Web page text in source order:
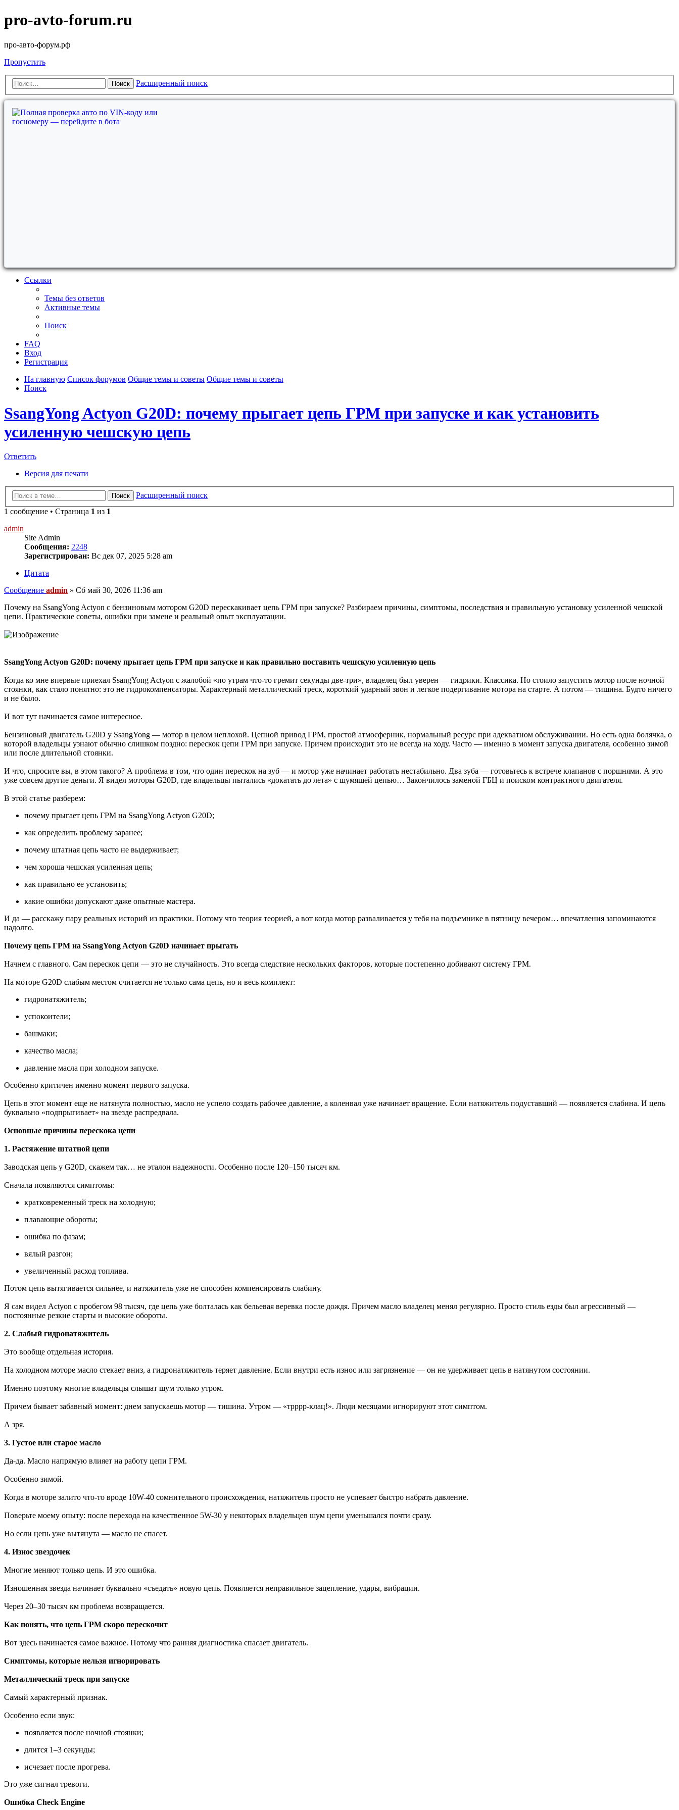
pro-avto-forum.ru
про-авто-форум.рф
Пропустить
Поиск Расширенный поиск
Ссылки
Темы без ответов
Активные темы
Поиск
FAQ
Вход
Регистрация
На главную Список форумов Общие темы и советы Общие темы и советы
Поиск
SsangYong Actyon G20D: почему прыгает цепь ГРМ при запуске и как установить
усиленную чешскую цепь
Ответить
Версия для печати
Поиск
Расширенный поиск
1 сообщение • Страница 1 из 1
admin
Site Admin
Сообщения: 2248
Зарегистрирован: Вс дек 07, 2025 5:28 am
Цитата
Сообщение admin » Сб май 30, 2026 11:36 am
Почему на SsangYong Actyon с бензиновым мотором G20D перескакивает цепь ГРМ при запуске? Разбираем причины, симптомы, последствия и правильную установку усиленной чешской
цепи. Практические советы, ошибки при замене и реальный опыт эксплуатации.
SsangYong Actyon G20D: почему прыгает цепь ГРМ при запуске и как правильно поставить чешскую усиленную цепь
Когда ко мне впервые приехал SsangYong Actyon с жалобой «по утрам что-то гремит секунды две-три», владелец был уверен — гидрики. Классика. Но стоило запустить мотор после ночной
стоянки, как стало понятно: это не гидрокомпенсаторы. Характерный металлический треск, короткий ударный звон и легкое подергивание мотора на старте. А потом — тишина. Будто ничего
и не было.
И вот тут начинается самое интересное.
Бензиновый двигатель G20D у SsangYong — мотор в целом неплохой. Цепной привод ГРМ, простой атмосферник, нормальный ресурс при адекватном обслуживании. Но есть одна болячка, о
которой владельцы узнают обычно слишком поздно: перескок цепи ГРМ при запуске. Причем происходит это не всегда на ходу. Часто — именно в момент запуска двигателя, особенно зимой
или после длительной стоянки.
И что, спросите вы, в этом такого? А проблема в том, что один перескок на зуб — и мотор уже начинает работать нестабильно. Два зуба — готовьтесь к встрече клапанов с поршнями. А это
уже совсем другие деньги. Я видел моторы G20D, где владельцы пытались «докатать до лета» с шумящей цепью… Закончилось заменой ГБЦ и поиском контрактного двигателя.
В этой статье разберем:
почему прыгает цепь ГРМ на SsangYong Actyon G20D;
как определить проблему заранее;
почему штатная цепь часто не выдерживает;
чем хороша чешская усиленная цепь;
как правильно ее установить;
какие ошибки допускают даже опытные мастера.
И да — расскажу пару реальных историй из практики. Потому что теория теорией, а вот когда мотор разваливается у тебя на подъемнике в пятницу вечером… впечатления запоминаются
надолго.
Почему цепь ГРМ на SsangYong Actyon G20D начинает прыгать
Начнем с главного. Сам перескок цепи — это не случайность. Это всегда следствие нескольких факторов, которые постепенно добивают систему ГРМ.
На моторе G20D слабым местом считается не только сама цепь, но и весь комплект:
гидронатяжитель;
успокоители;
башмаки;
качество масла;
давление масла при холодном запуске.
Особенно критичен именно момент первого запуска.
Цепь в этот момент еще не натянута полностью, масло не успело создать рабочее давление, а коленвал уже начинает вращение. Если натяжитель подуставший — появляется слабина. И цепь
буквально «подпрыгивает» на звезде распредвала.
Основные причины перескока цепи
1. Растяжение штатной цепи
Заводская цепь у G20D, скажем так… не эталон надежности. Особенно после 120–150 тысяч км.
Сначала появляются симптомы:
кратковременный треск на холодную;
плавающие обороты;
ошибка по фазам;
вялый разгон;
увеличенный расход топлива.
Потом цепь вытягивается сильнее, и натяжитель уже не способен компенсировать слабину.
Я сам видел Actyon с пробегом 98 тысяч, где цепь уже болталась как бельевая веревка после дождя. Причем масло владелец менял регулярно. Просто стиль езды был агрессивный —
постоянные резкие старты и высокие обороты.
2. Слабый гидронатяжитель
Это вообще отдельная история.
На холодном моторе масло стекает вниз, а гидронатяжитель теряет давление. Если внутри есть износ или загрязнение — он не удерживает цепь в натянутом состоянии.
Именно поэтому многие владельцы слышат шум только утром.
Причем бывает забавный момент: днем запускаешь мотор — тишина. Утром — «трррр-клац!». Люди месяцами игнорируют этот симптом.
А зря.
3. Густое или старое масло
Да-да. Масло напрямую влияет на работу цепи ГРМ.
Особенно зимой.
Когда в моторе залито что-то вроде 10W-40 сомнительного происхождения, натяжитель просто не успевает быстро набрать давление.
Поверьте моему опыту: после перехода на качественное 5W-30 у некоторых владельцев шум цепи уменьшался почти сразу.
Но если цепь уже вытянута — масло не спасет.
4. Износ звездочек
Многие меняют только цепь. И это ошибка.
Изношенная звезда начинает буквально «съедать» новую цепь. Появляется неправильное зацепление, удары, вибрации.
Через 20–30 тысяч км проблема возвращается.
Как понять, что цепь ГРМ скоро перескочит
Вот здесь начинается самое важное. Потому что ранняя диагностика спасает двигатель.
Симптомы, которые нельзя игнорировать
Металлический треск при запуске
Самый характерный признак.
Особенно если звук:
появляется после ночной стоянки;
длится 1–3 секунды;
исчезает после прогрева.
Это уже сигнал тревоги.
Ошибка Check Engine